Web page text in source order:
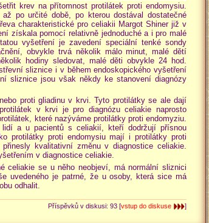
krev na přítomnost protilátek proti endomysiu.
po určité době, po kterou dostával dostatečné
charakteristické pro celiakii Margot Shiner již v
získala pomocí relativně jednoduché a i pro malé
vyšetření je zavedení speciální tenké sondy
obvykle trvá několik málo minut, malé dětí
hodiny sledovat, malé děti obvykle 24 hod.
sliznice i v během endoskopického vyšetření
sliznice jsou však někdy ke stanovení diagnózy
proti gliadinu v krvi. Tyto protilátky se ale dají
v krvi je pro diagnózu celiakie naprosto
které nazýváme protilátky proti endomyziu.
lidí a u pacientů s celiakií, kteří dodržují přísnou
protilátky proti endomysiu mají i protilátky proti
kvalitativní změnu v diagnostice celiakie.
v diagnostice celiakie.
celiakie se u něho neobjeví, má normální sliznici
uvedeného je patrné, že u osoby, která sice má
odhalit.
Příspěvků v diskusi: 93 [vstup do diskuse ]